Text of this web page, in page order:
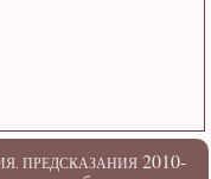
ПРЕДСКАЗАНИЯ2010-